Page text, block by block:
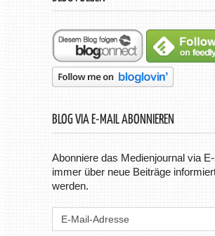
BLOG VIA E-MAIL ABONNIEREN
Abonniere das Medienjournal via
immer über neue Beiträge
werden.